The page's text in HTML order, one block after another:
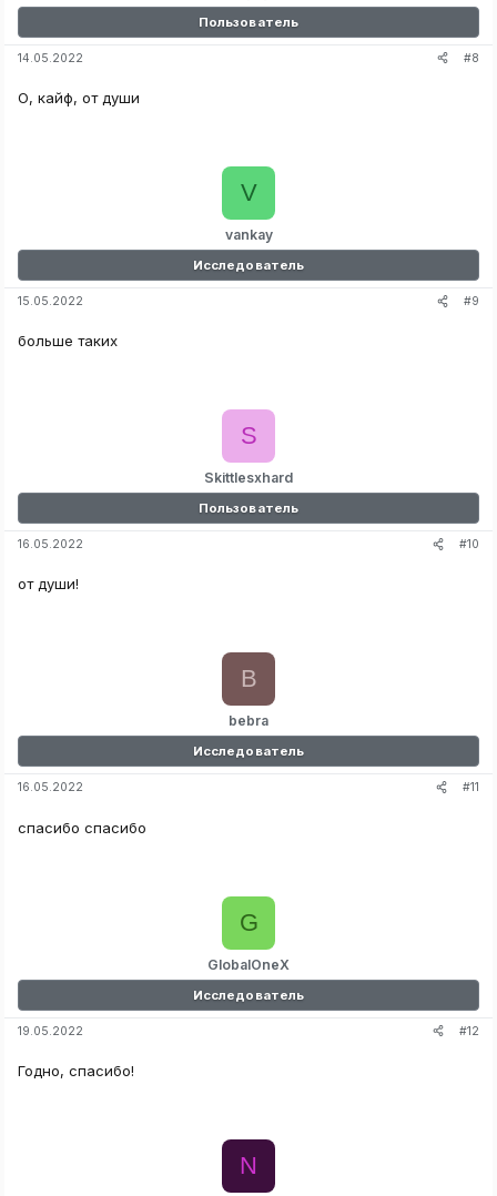
Пользователь
14.05.2022 #8
О, кайф, от души
vankay
V
Исследователь
15.05.2022 #9
больше таких
Skittlesxhard
S
Пользователь
16.05.2022 #10
от души!
bebra
B
Исследователь
16.05.2022 #11
спасибо спасибо
GlobalOneX
G
Исследователь
19.05.2022 #12
Годно, спасибо!
N